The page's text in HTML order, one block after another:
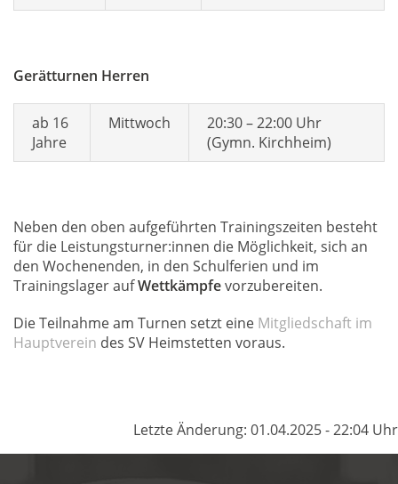
Gerätturnen Herren
ab 16
Jahre
Mittwoch
20:30 – 22:00 Uhr
(Gymn. Kirchheim)
Neben den oben aufgeführten Trainingszeiten besteht
für die Leistungsturner:innen die Möglichkeit, sich an
den Wochenenden, in den Schulferien und im
Trainingslager aufWettkämpfevorzubereiten.
Die Teilnahme am Turnen setzt eine Mitgliedschaft im
Hauptverein des SV Heimstetten voraus.
Letzte Änderung: 01.04.2025 - 22:04 Uhr